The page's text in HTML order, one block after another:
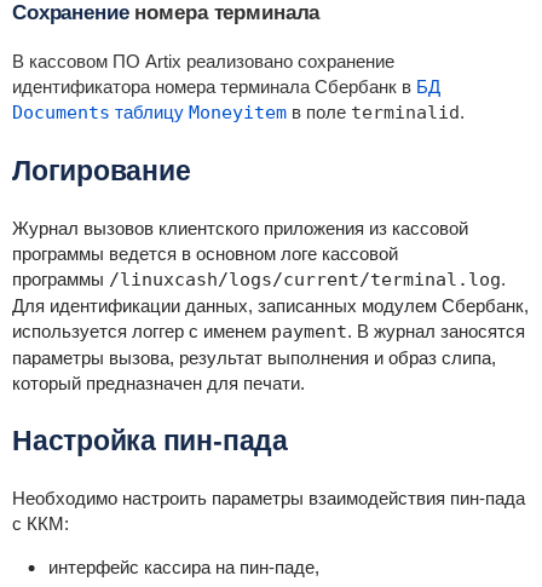
Сохранение номера терминала
В кассовом ПО Artix реализовано сохранение
идентификатора номера терминала Сбербанк в БД
Documents таблицу Moneyitem в поле terminalid.
Логирование
Журнал вызовов клиентского приложения из кассовой
программы ведется в основном логе кассовой
программы /linuxcash/logs/current/terminal.log.
Для идентификации данных, записанных модулем Сбербанк,
используется логгер с именем payment. В журнал заносятся
параметры вызова, результат выполнения и образ слипа,
который предназначен для печати.
Настройка пин-пада
Необходимо настроить параметры взаимодействия пин-пада
с ККМ:
интерфейс кассира на пин-паде,